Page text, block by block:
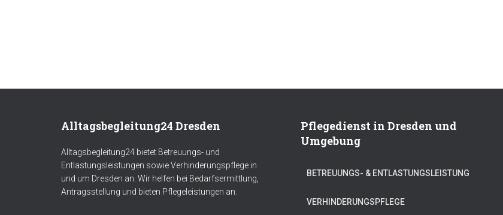
Alltagsbegleitung24 Dresden
Alltagsbegleitung24 bietet Betreuungs- und
Entlastungsleistungen sowie Verhinderungspflege in
und um Dresden an. Wir helfen bei Bedarfsermittlung,
Antragsstellung und bieten Pflegeleistungen an.
Pflegedienst in Dresden und
Umgebung
BETREUUNGS- & ENTLASTUNGSLEISTUNG
VERHINDERUNGSPFLEGE